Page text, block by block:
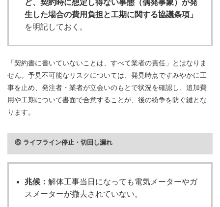
ど、契約時に想定し得ない事態（偶発事象）が発
生した場合の費用負担と工期に関する協議条項」
を明記しておく。
「契約書に書いていないことは、すべて業者の責任」とはなりま
せん。予見不可能なリスクについては、発見時点ですみやかに工
事を止め、発注者・業者が立会いのもとで状況を確認し、追加費
用や工期について書面で合意することが、後の紛争を防ぐ鍵とな
ります。
⑥ ライフライン停止・切回し漏れ
兆候： 解体工事当日になっても電気メーターやガ
スメーターが撤去されていない。